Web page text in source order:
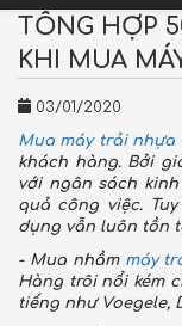
TỔNG HỢP
KHI MUA
03/01/2020
Mua máy trải nhựa
khách hàng. Bởi
với ngân sách
quả công việc.
dụng vẫn luôn tồn
- Mua nhầm máy
Hàng trôi nổi kém
tiếng như Voegele,